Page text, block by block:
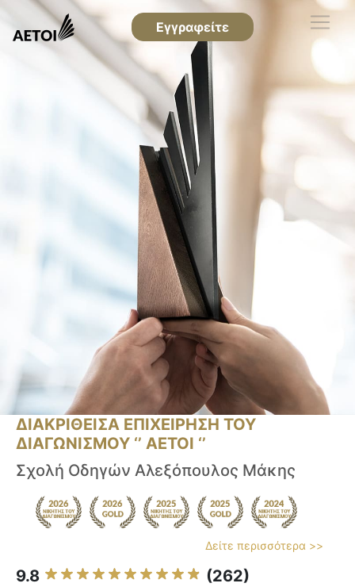
Εγγραφείτε
ΔΙΑΚΡΙΘΕΙΣΑ ΕΠΙΧΕΙΡΗΣΗ ΤΟΥ
ΔΙΑΓΩΝΙΣΜΟΥ ‘’ ΑΕΤΟΙ ‘’
Σχολή Οδηγών Αλεξόπουλος Μάκης
Δείτε περισσότερα >>
9.8 (262)